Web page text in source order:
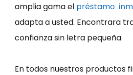
amplia gama el préstamo
adapta a usted. Encontrara
confianza sin letra pequeña.
En todos nuestros productos